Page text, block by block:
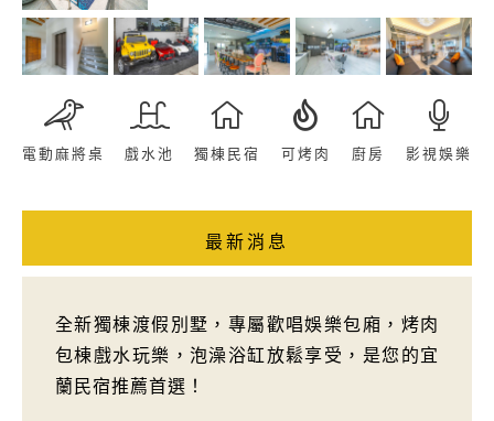
電動麻將桌 戲水池 獨棟民宿 可烤肉 廚房 影視娛樂
最新消息
全新獨棟渡假別墅，專屬歡唱娛樂包廂，烤肉
包棟戲水玩樂，泡澡浴缸放鬆享受，是您的宜
蘭民宿推薦首選！